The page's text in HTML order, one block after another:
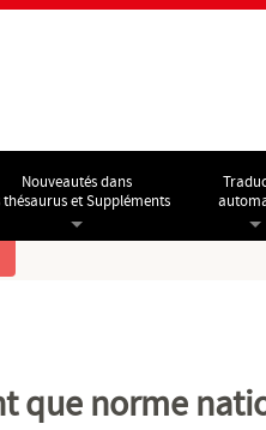
Nouveautés dans
thésaurus et Suppléments
que norme